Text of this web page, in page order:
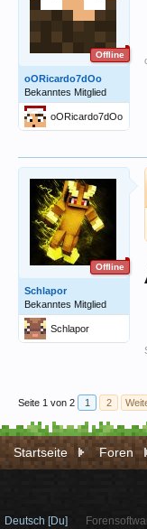
Offline
oORicardo7dOo
Bekanntes Mitglied
oORicardo7dOo
Offline
Schlapor
Bekanntes Mitglied
Schlapor
Seite 1 von 2 1 2
Startseite Foren
Deutsch [Du]